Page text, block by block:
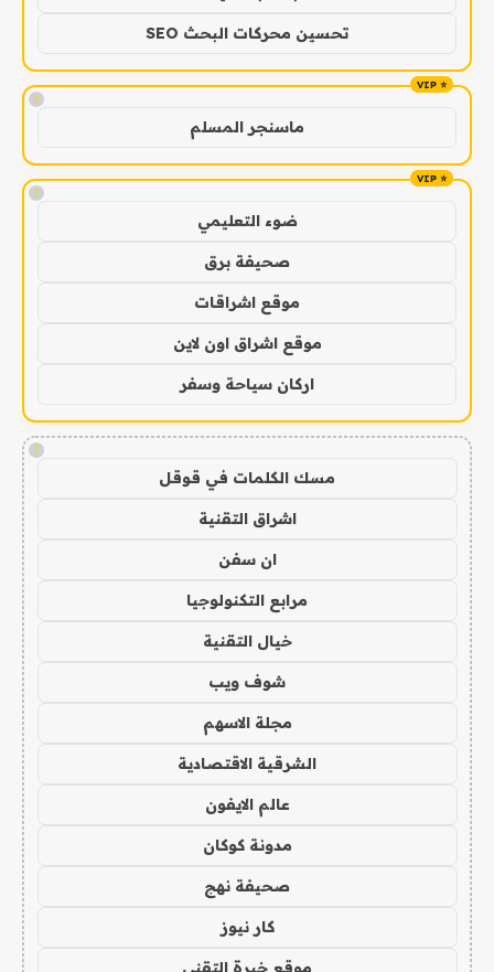
تحسين محركات البحث SEO
!
ماسنجر المسلم
!
ضوء التعليمي
صحيفة برق
موقع اشراقات
موقع اشراق اون لاين
اركان سياحة وسفر
!
مسك الكلمات في قوقل
اشراق التقنية
ان سفن
مرابع التكنولوجيا
خيال التقنية
شوف ويب
مجلة الاسهم
الشرقية الاقتصادية
عالم الايفون
مدونة كوكان
صحيفة نهج
كار نيوز
موقع خبرة التقني